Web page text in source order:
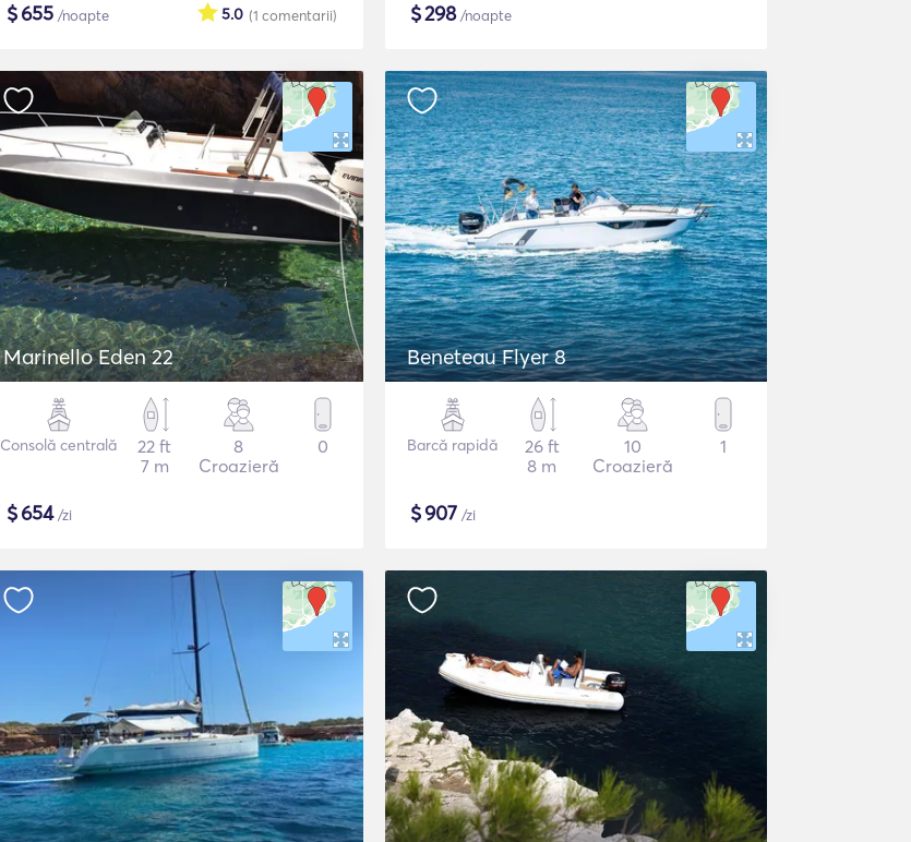
$655 /noapte (1 comentarii)
5.0 $298/noapte
Marinello Eden 22
Consolă centrală
22 ft
7 m
8
Croazieră
0
$654/zi
Beneteau Flyer 8
Barcă rapidă
26 ft
8 m
10
Croazieră
1
$907 /zi